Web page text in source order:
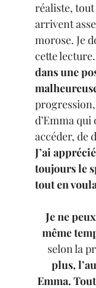
réaliste,
arrivent
morose. Je
cette lecture.
dans une
progression,
d’Emma
accéder, de
J’ai
toujours le
tout en
Je ne
même
selon la
plus,
Emma.